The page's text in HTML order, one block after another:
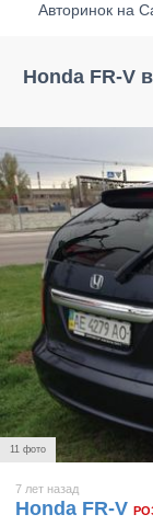
Авторинок на
Honda FR-V
11 фото
7 лет назад
Honda FR-V